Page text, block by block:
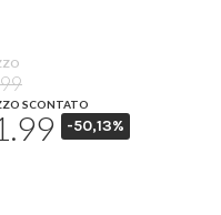
SCONTATO
-50,13%